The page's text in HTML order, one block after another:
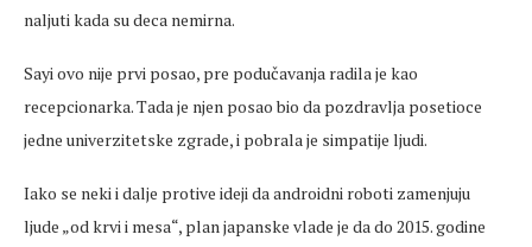
naljuti kada su deca nemirna.
Sayi ovo nije prvi posao, pre podučavanja radila je kao
recepcionarka. Tada je njen posao bio da pozdravlja posetioce
jedne univerzitetske zgrade, i pobrala je simpatije ljudi.
Iako se neki i dalje protive ideji da androidni roboti zamenjuju
ljude „od krvi i mesa“, plan japanske vlade je da do 2015. godine